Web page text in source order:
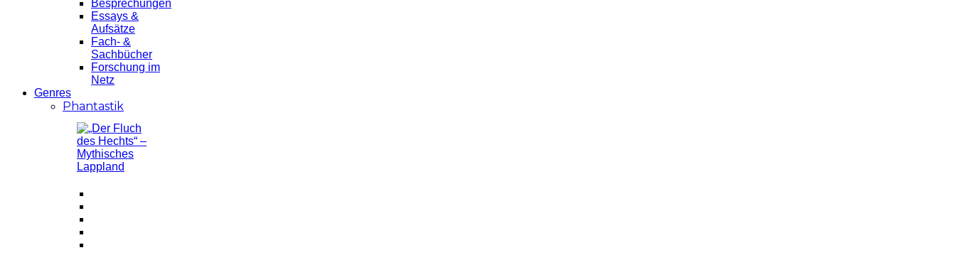
Besprechungen
Essays &
Aufsätze
Fach- &
Sachbücher
Forschung im
Netz
Genres
Phantastik